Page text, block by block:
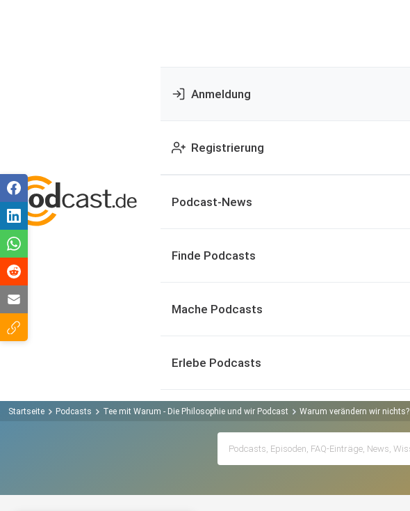
Anmeldung
Registrierung
Podcast-News
Finde Podcasts
Mache Podcasts
Erlebe Podcasts
Startseite Podcasts Tee mit Warum - Die Philosophie und wir Podcast Warum verändern wir nichts?